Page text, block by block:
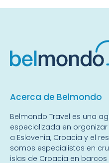
Acerca de Belmondo
Belmondo Travel es una
especializada en
a Eslovenia, Croacia y el
somos especialistas en
islas de Croacia en